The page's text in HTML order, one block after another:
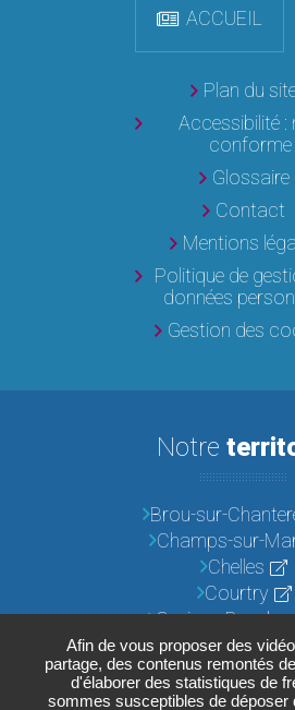
Afin de vous proposer des
partage, des contenus remontés
d'élaborer des statistiques de
sommes susceptibles de déposer
ACCUEIL
Plan du
Accessibilité :
conforme
Glossaire
Contact
Mentions
Politique de
données
Gestion des
Notre
Brou-sur-
Champs-sur-
Chelles
Courtry
Croissy-
Emerainville
Lognes
Noisiel